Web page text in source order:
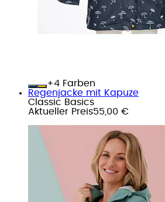
+
Farben
Regenjacke mit Kapuze
Classic Basics
Aktueller Preis55,00 €